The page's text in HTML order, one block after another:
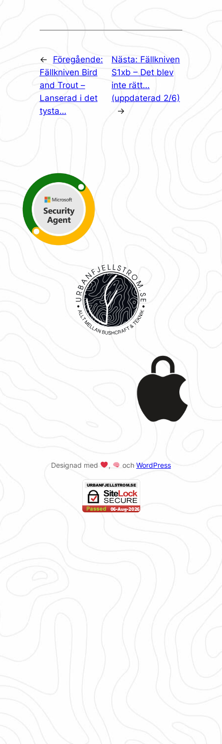
←
Föregående:
Fällkniven Bird
and Trout –
Lanserad i det
tysta…
Nästa: Fällkniven
S1xb – Det blev
inte rätt…
(uppdaterad 2/6)
→
Designad med , och WordPress